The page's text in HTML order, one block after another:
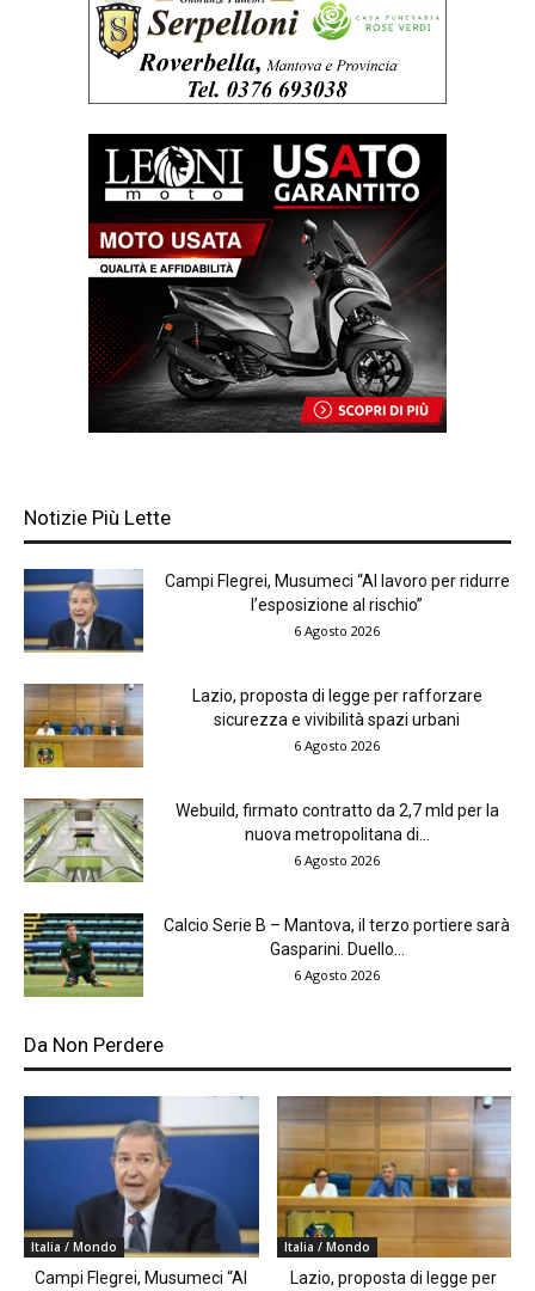
Notizie Più Lette
Campi Flegrei, Musumeci “Al lavoro per ridurre
l’esposizione al rischio”
6 Agosto 2026
Lazio, proposta di legge per rafforzare
sicurezza e vivibilità spazi urbani
6 Agosto 2026
Webuild, firmato contratto da 2,7 mld per la
nuova metropolitana di...
6 Agosto 2026
Calcio Serie B – Mantova, il terzo portiere sarà
Gasparini. Duello...
6 Agosto 2026
Da Non Perdere
Italia / Mondo
Campi Flegrei, Musumeci “Al
Italia / Mondo
Lazio, proposta di legge per